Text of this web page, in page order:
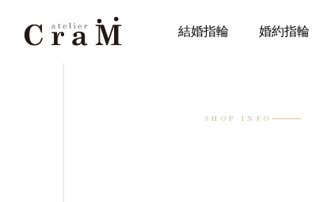
結婚指輪 婚約指輪
店舗情報
SHOP INFO